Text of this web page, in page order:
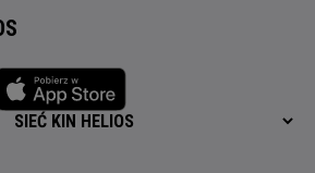
SIEĆ KIN HELIOS